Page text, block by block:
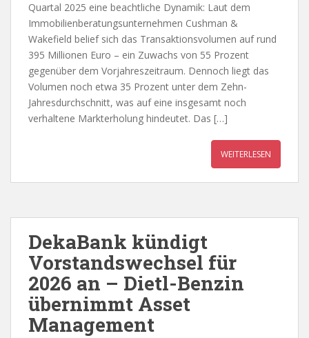
Quartal 2025 eine beachtliche Dynamik: Laut dem
Immobilienberatungsunternehmen Cushman &
Wakefield belief sich das Transaktionsvolumen auf rund
395 Millionen Euro – ein Zuwachs von 55 Prozent
gegenüber dem Vorjahreszeitraum. Dennoch liegt das
Volumen noch etwa 35 Prozent unter dem Zehn-
Jahresdurchschnitt, was auf eine insgesamt noch
verhaltene Markterholung hindeutet. Das […]
WEITERLESEN
DekaBank kündigt
Vorstandswechsel für
2026 an – Dietl-Benzin
übernimmt Asset
Management